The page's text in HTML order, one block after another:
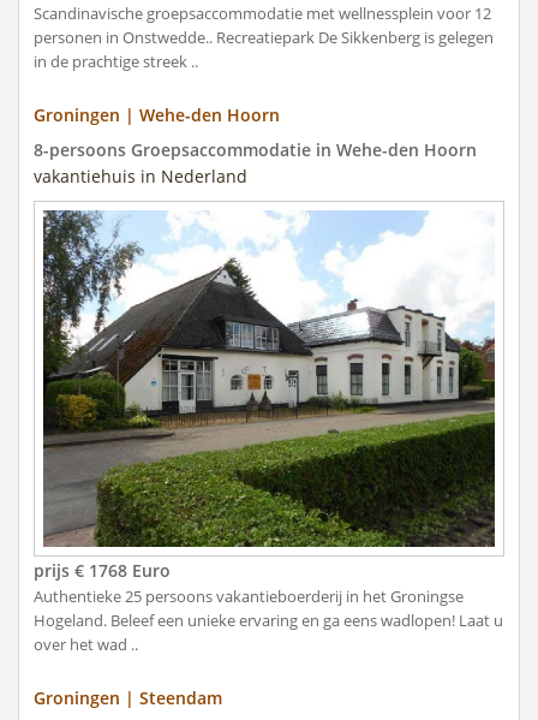
Scandinavische groepsaccommodatie met wellnessplein voor 12
personen in Onstwedde.. Recreatiepark De Sikkenberg is gelegen
in de prachtige streek ..
Groningen | Wehe-den Hoorn
8-persoons Groepsaccommodatie in Wehe-den Hoorn
vakantiehuis in Nederland
prijs € 1768 Euro
Authentieke 25 persoons vakantieboerderij in het Groningse
Hogeland. Beleef een unieke ervaring en ga eens wadlopen! Laat u
over het wad ..
Groningen | Steendam